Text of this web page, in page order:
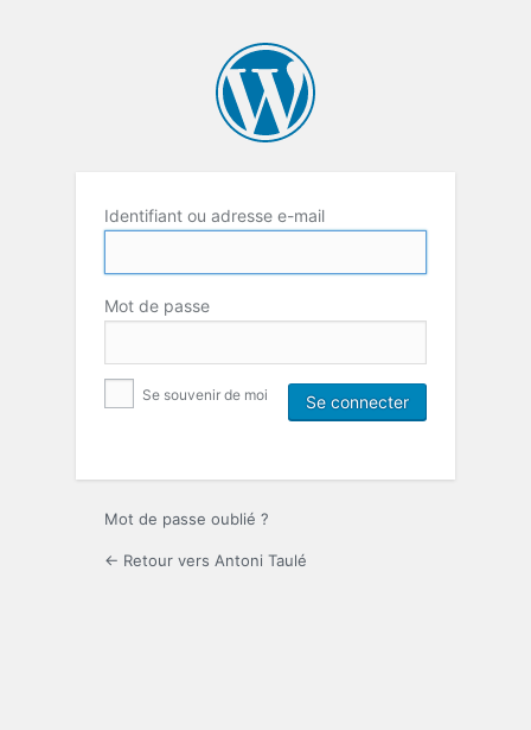
Identifiant ou adresse e-mail
Mot de passe
Se souvenir de moi
Mot de passe oublié ?
← Retour vers Antoni Taulé